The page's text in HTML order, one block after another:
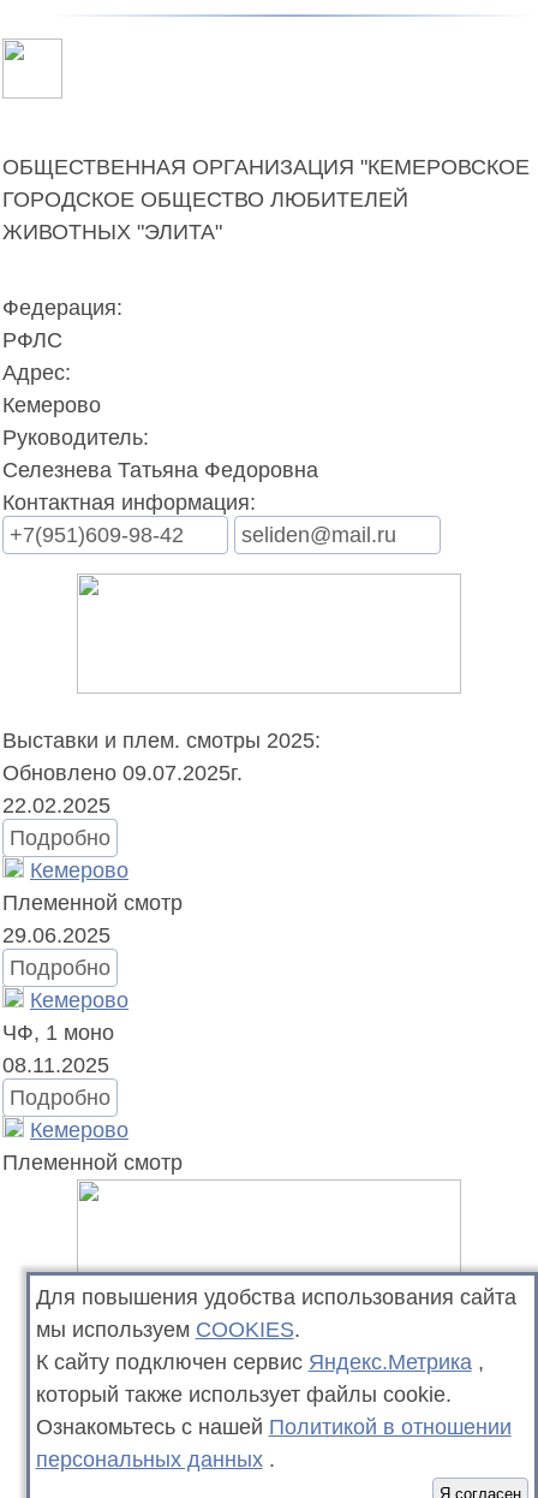
ОБЩЕСТВЕННАЯ ОРГАНИЗАЦИЯ "КЕМЕРОВСКОЕ
ГОРОДСКОЕ ОБЩЕСТВО ЛЮБИТЕЛЕЙ
ЖИВОТНЫХ "ЭЛИТА"
Федерация:
РФЛС
Адрес:
Кемерово
Руководитель:
Селезнева Татьяна Федоровна
Контактная информация:
+7(951)609-98-42
seliden@mail.ru
Выставки и плем. смотры 2025:
Обновлено 09.07.2025г.
22.02.2025
Подробно
Кемерово
Племенной смотр
29.06.2025
Подробно
Кемерово
ЧФ, 1 моно
08.11.2025
Подробно
Кемерово
Племенной смотр
Для повышения удобства использования сайта
мы используем COOKIES.
К сайту подключен сервис Яндекс.Метрика ,
который также использует файлы cookie.
Ознакомьтесь с нашей Политикой в отношении
персональных данных .
Я согласен